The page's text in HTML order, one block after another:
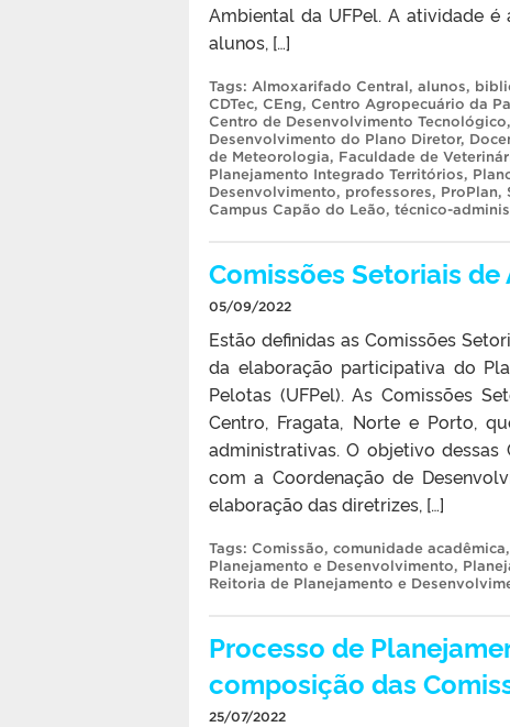
Ambiental da UFPel. A atividade
alunos, […]
Tags: Almoxarifado Central, alunos,
CDTec, CEng, Centro Agropecuário da
Centro de Desenvolvimento Tecnológico,
Desenvolvimento do Plano Diretor,
de Meteorologia, Faculdade de
Planejamento Integrado Territórios,
Desenvolvimento, professores, ProPlan,
Campus Capão do Leão, técnico-
Comissões Setoriais
05/09/2022
Estão definidas as Comissões
da elaboração participativa do
Pelotas (UFPel). As Comissões
Centro, Fragata, Norte e Porto,
administrativas. O objetivo
com a Coordenação de
elaboração das diretrizes, […]
Tags: Comissão, comunidade acadêmica,
Planejamento e Desenvolvimento,
Reitoria de Planejamento e
Processo de
composição das
25/07/2022